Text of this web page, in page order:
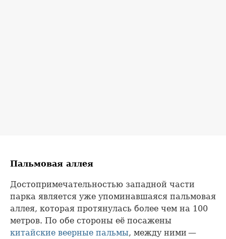
Пальмовая аллея
Достопримечательностью западной части
парка является уже упоминавшаяся пальмовая
аллея, которая протянулась более чем на 100
метров. По обе стороны её посажены
китайские веерные пальмы, между ними —